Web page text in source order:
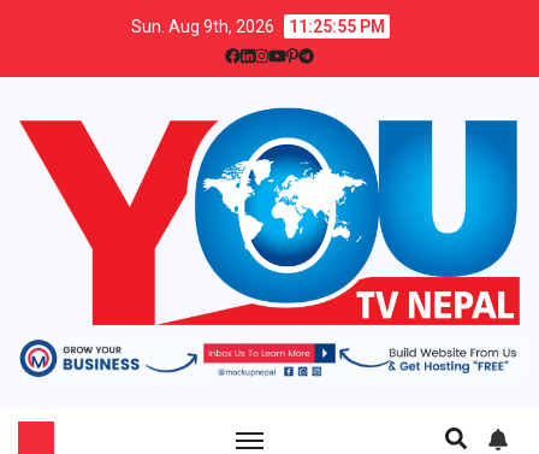
Sun. Aug 9th, 2026 11:25:56 PM